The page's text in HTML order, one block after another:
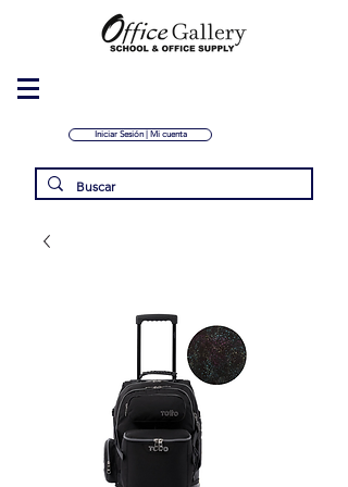
Iniciar Sesión | Mi cuenta